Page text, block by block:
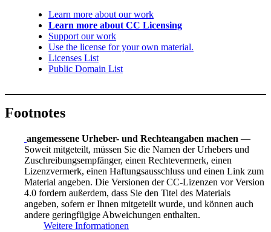
Learn more about our work
Learn more about CC Licensing
Support our work
Use the license for your own material.
Licenses List
Public Domain List
Footnotes
angemessene Urheber- und Rechteangaben machen —
Soweit mitgeteilt, müssen Sie die Namen der Urhebers und
Zuschreibungsempfänger, einen Rechtevermerk, einen
Lizenzvermerk, einen Haftungsausschluss und einen Link zum
Material angeben. Die Versionen der CC-Lizenzen vor Version
4.0 fordern außerdem, dass Sie den Titel des Materials
angeben, sofern er Ihnen mitgeteilt wurde, und können auch
andere geringfügige Abweichungen enthalten.
Weitere Informationen